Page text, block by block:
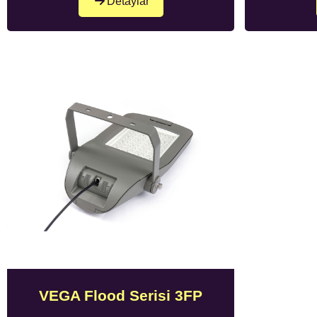
VEGA Flood Serisi 3FP